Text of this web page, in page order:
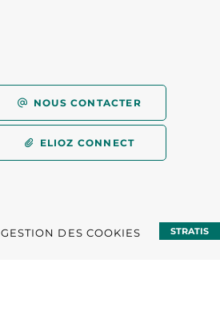
NOUS CONTACTER
ELIOZ CONNECT
GESTION DES COOKIES STRATIS